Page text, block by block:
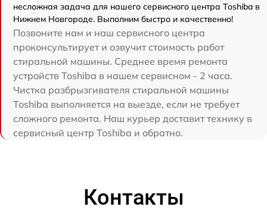
несложная задача для нашего сервисного центра Toshiba в
Нижнем Новгороде. Выполним быстро и качественно!
Позвоните нам и наш сервисного центра
проконсультирует и озвучит стоимость работ
стиральной машины. Среднее время ремонта
устройств Toshiba в нашем сервисном - 2 часа.
Чистка разбрызгивателя стиральной машины
Toshiba выполняется на выезде, если не требует
сложного ремонта. Наш курьер доставит технику в
сервисный центр Toshiba и обратно.
Контакты